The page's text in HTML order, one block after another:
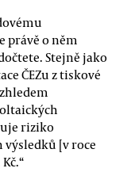
právě o něm
Stejně jako
ČEZu z tiskové
riziko
výsledků [v roce